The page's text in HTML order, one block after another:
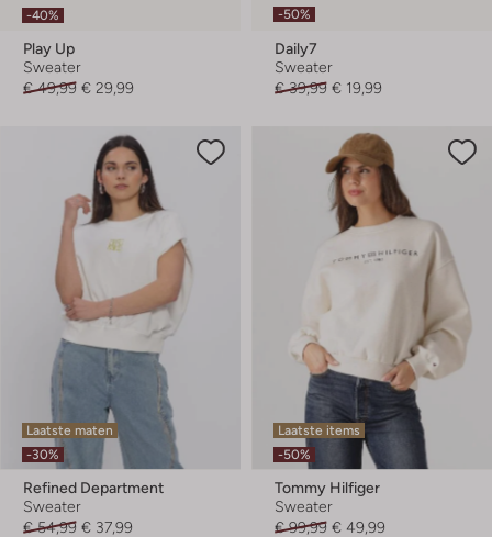
-40%
Play Up
Sweater
€ 49,99 € 29,99
-50%
Daily7
Sweater
€ 39,99 € 19,99
Laatste maten
-30%
Refined Department
Sweater
€ 54,99 € 37,99
Laatste items
-50%
Tommy Hilfiger
Sweater
€ 99,99 € 49,99